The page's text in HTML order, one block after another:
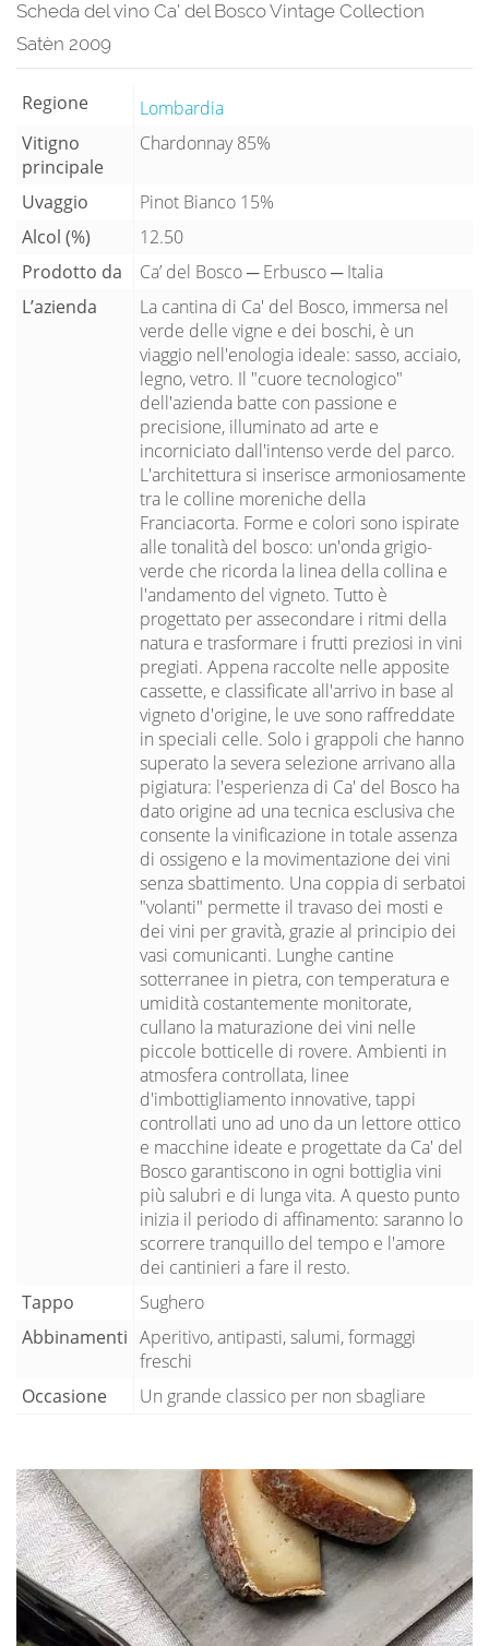
Scheda del vino Ca’ del Bosco Vintage Collection
Satèn 2009
Regione
Lombardia
Vitigno
principale
Chardonnay 85%
Uvaggio
Pinot Bianco 15%
Alcol (%)
12.50
Prodotto da
Ca’ del Bosco ─ Erbusco ─ Italia
L’azienda
La cantina di Ca' del Bosco, immersa nel
verde delle vigne e dei boschi, è un
viaggio nell'enologia ideale: sasso, acciaio,
legno, vetro. Il "cuore tecnologico"
dell'azienda batte con passione e
precisione, illuminato ad arte e
incorniciato dall'intenso verde del parco.
L'architettura si inserisce armoniosamente
tra le colline moreniche della
Franciacorta. Forme e colori sono ispirate
alle tonalità del bosco: un'onda grigio-
verde che ricorda la linea della collina e
l'andamento del vigneto. Tutto è
progettato per assecondare i ritmi della
natura e trasformare i frutti preziosi in vini
pregiati. Appena raccolte nelle apposite
cassette, e classificate all'arrivo in base al
vigneto d'origine, le uve sono raffreddate
in speciali celle. Solo i grappoli che hanno
superato la severa selezione arrivano alla
pigiatura: l'esperienza di Ca' del Bosco ha
dato origine ad una tecnica esclusiva che
consente la vinificazione in totale assenza
di ossigeno e la movimentazione dei vini
senza sbattimento. Una coppia di serbatoi
"volanti" permette il travaso dei mosti e
dei vini per gravità, grazie al principio dei
vasi comunicanti. Lunghe cantine
sotterranee in pietra, con temperatura e
umidità costantemente monitorate,
cullano la maturazione dei vini nelle
piccole botticelle di rovere. Ambienti in
atmosfera controllata, linee
d'imbottigliamento innovative, tappi
controllati uno ad uno da un lettore ottico
e macchine ideate e progettate da Ca' del
Bosco garantiscono in ogni bottiglia vini
più salubri e di lunga vita. A questo punto
inizia il periodo di affinamento: saranno lo
scorrere tranquillo del tempo e l'amore
dei cantinieri a fare il resto.
Tappo
Sughero
Abbinamenti Aperitivo, antipasti, salumi, formaggi
freschi
Occasione
Un grande classico per non sbagliare